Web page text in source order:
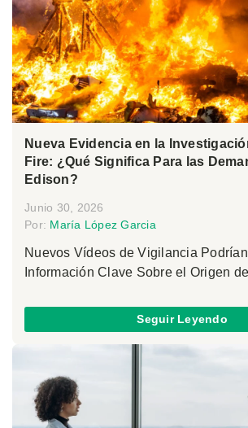
Nueva Evidencia en la
Fire: ¿Qué Significa Para las
Edison?
Junio 30, 2026
Por: María López Garcia
Nuevos Vídeos de Vigilancia
Información Clave Sobre el Origen
Seguir Leyendo